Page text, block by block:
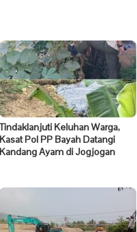
Tindaklanjuti Keluhan Warga,
Kasat Pol PP Bayah Datangi
Kandang Ayam di Jogjogan